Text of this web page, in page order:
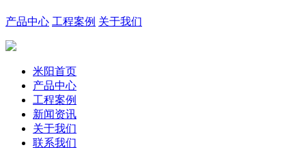
产品中心 工程案例 关于我们
米阳首页
产品中心
工程案例
新闻资讯
关于我们
联系我们